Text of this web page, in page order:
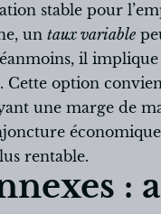
stable pour
un taux variable
il
option
une marge de
rentable.
: